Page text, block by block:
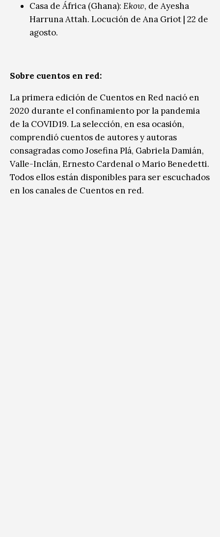
Casa de África (Ghana): Ekow, de Ayesha
Harruna Attah. Locución de Ana Griot | 22 de
agosto.
Sobre cuentos en red:
La primera edición de Cuentos en Red nació en
2020 durante el confinamiento por la pandemia
de la COVID19. La selección, en esa ocasión,
comprendió cuentos de autores y autoras
consagradas como Josefina Plá, Gabriela Damián,
Valle-Inclán, Ernesto Cardenal o Mario Benedetti.
Todos ellos están disponibles para ser escuchados
en los canales de Cuentos en red.